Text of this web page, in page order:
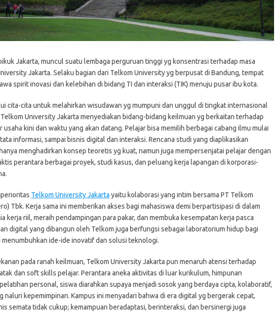
Jakarta, muncul suatu lembaga perguruan tinggi yg konsentrasi terhadap masa
Jakarta. Selaku bagian dari Telkom University yg berpusat di Bandung, tempat
spirit inovasi dan kelebihan di bidang TI dan interaksi (TIK) menuju pusar ibu kota.
cita-cita untuk melahirkan wisudawan yg mumpuni dan unggul di tingkat internasional
University Jakarta menyediakan bidang-bidang keilmuan yg berkaitan terhadap
usaha kini dan waktu yang akan datang. Pelajar bisa memilih berbagai cabang ilmu mulai
informasi, sampai bisnis digital dan interaksi. Rencana studi yang diaplikasikan
menghadirkan konsep teoretis yg kuat, namun juga mempersenjatai pelajar dengan
perantara berbagai proyek, studi kasus, dan peluang kerja lapangan di korporasi-
Telkom University Jakarta yaitu kolaborasi yang intim bersama PT Telkom
Tbk. Kerja sama ini memberikan akses bagi mahasiswa demi berpartisipasi di dalam
kerja riil, meraih pendampingan para pakar, dan membuka kesempatan kerja pasca
digital yang dibangun oleh Telkom juga berfungsi sebagai laboratorium hidup bagi
menumbuhkan ide-ide inovatif dan solusi teknologi.
pada ranah keilmuan, Telkom University Jakarta pun menaruh atensi terhadap
dan soft skills pelajar. Perantara aneka aktivitas di luar kurikulum, himpunan
personal, siswa diarahkan supaya menjadi sosok yang berdaya cipta, kolaboratif,
naluri kepemimpinan. Kampus ini menyadari bahwa di era digital yg bergerak cepat,
semata tidak cukup; kemampuan beradaptasi, berinteraksi, dan bersinergi juga